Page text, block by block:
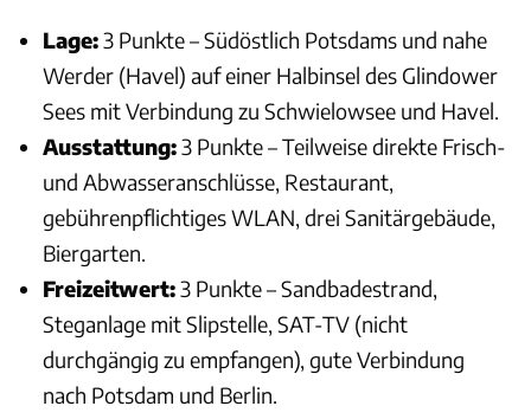
Lage:3 Punkte – Südöstlich Potsdams und nahe
Werder (Havel) auf einer Halbinsel des Glindower
Sees mit Verbindung zu Schwielowsee und Havel.
Ausstattung:3 Punkte – Teilweise direkte Frisch-
und Abwasseranschlüsse, Restaurant,
gebührenpflichtiges WLAN, drei Sanitärgebäude,
Biergarten.
Freizeitwert:3 Punkte – Sandbadestrand,
Steganlage mit Slipstelle, SAT-TV (nicht
durchgängig zu empfangen), gute Verbindung
nach Potsdam und Berlin.